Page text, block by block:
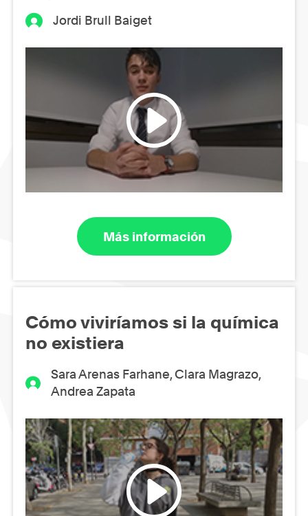
Jordi Brull Baiget
Más información
Cómo viviríamos si la química
no existiera
Sara Arenas Farhane, Clara Magrazo,
Andrea Zapata